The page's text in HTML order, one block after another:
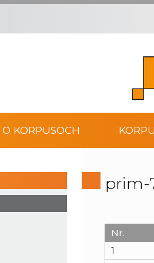
O KORPUSOCH
prim-
Nr.
1